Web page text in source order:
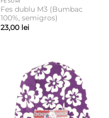
Fes dublu M3 (Bumbac
100%, semigros)
23,00 lei